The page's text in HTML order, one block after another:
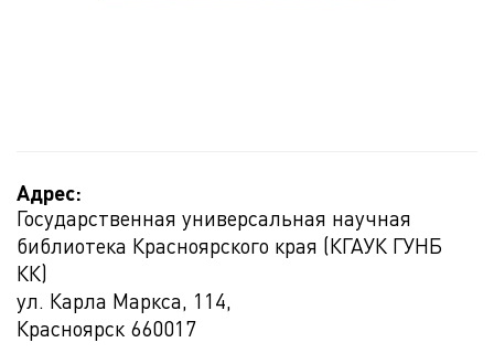
Адрес:
Государственная универсальная научная
библиотека Красноярского края (КГАУК ГУНБ
КК)
ул. Карла Маркса, 114,
Красноярск 660017